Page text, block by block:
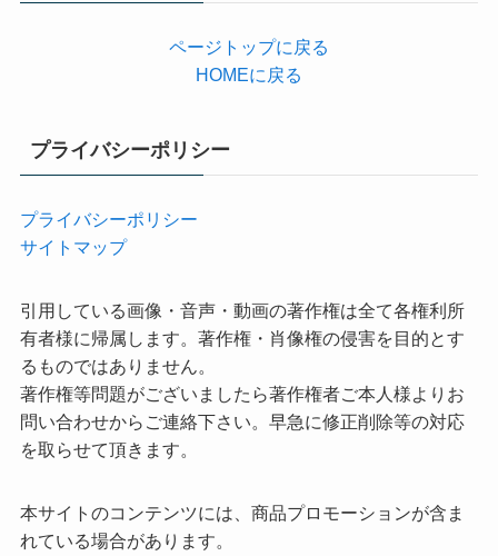
ページトップに戻る
HOMEに戻る
プライバシーポリシー
プライバシーポリシー
サイトマップ
引用している画像・音声・動画の著作権は全て各権利所
有者様に帰属します。著作権・肖像権の侵害を目的とす
るものではありません。
著作権等問題がございましたら著作権者ご本人様よりお
問い合わせからご連絡下さい。早急に修正削除等の対応
を取らせて頂きます。
本サイトのコンテンツには、商品プロモーションが含ま
れている場合があります。